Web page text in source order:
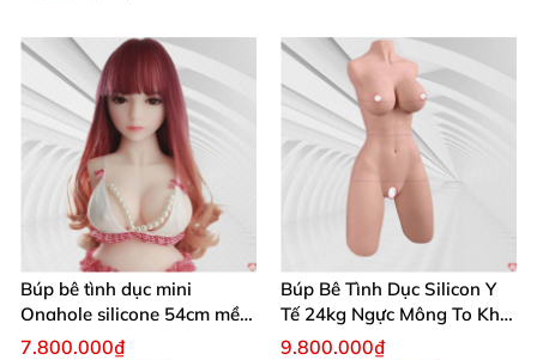
Búp bê tình dục mini
Onahole silicone 54cm mềm
mại giá rẻ dễ di chuyển
7.800.000₫
Búp Bê Tình Dục Silicon Y
Tế 24kg Ngực Mông To Khít
Chặt
9.800.000₫